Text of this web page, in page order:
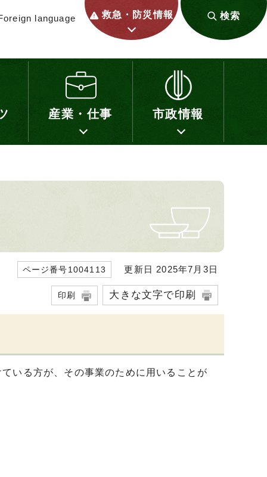
language 救急・防災情報 検索
産業・仕事 市政情報
ページ番号1004113 更新日 2025年7月3日
印刷 大きな文字で印刷
いる方が、その事業のために用いることが